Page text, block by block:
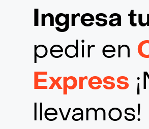
Ingresa
pedir en
Express
llevamos!